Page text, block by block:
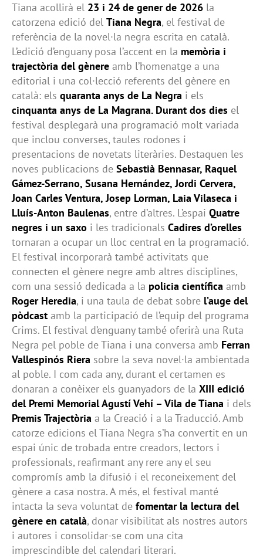
Tiana acollirà el 23 i 24 de gener de 2026 la
catorzena edició del Tiana Negra, el festival de
referència de la novel·la negra escrita en català.
L’edició d’enguany posa l’accent en la memòria i
trajectòria del gènere amb l’homenatge a una
editorial i una col·lecció referents del gènere en
català: els quaranta anys de La Negra i els
cinquanta anys de La Magrana. Durant dos dies el
festival desplegarà una programació molt variada
que inclou converses, taules rodones i
presentacions de novetats literàries. Destaquen les
noves publicacions de Sebastià Bennasar, Raquel
Gámez-Serrano, Susana Hernández, Jordi Cervera,
Joan Carles Ventura, Josep Lorman, Laia Vilaseca i
Lluís-Anton Baulenas, entre d’altres. L’espai Quatre
negres i un saxo i les tradicionals Cadires d’orelles
tornaran a ocupar un lloc central en la programació.
El festival incorporarà també activitats que
connecten el gènere negre amb altres disciplines,
com una sessió dedicada a la policia científica amb
Roger Heredia, i una taula de debat sobre l’auge del
pòdcast amb la participació de l’equip del programa
Crims. El festival d’enguany també oferirà una Ruta
Negra pel poble de Tiana i una conversa amb Ferran
Vallespinós Riera sobre la seva novel·la ambientada
al poble. I com cada any, durant el certamen es
donaran a conèixer els guanyadors de la XIII edició
del Premi Memorial Agustí Vehí – Vila de Tiana i dels
Premis Trajectòria a la Creació i a la Traducció. Amb
catorze edicions el Tiana Negra s’ha convertit en un
espai únic de trobada entre creadors, lectors i
professionals, reafirmant any rere any el seu
compromís amb la difusió i el reconeixement del
gènere a casa nostra. A més, el festival manté
intacta la seva voluntat de fomentar la lectura del
gènere en català, donar visibilitat als nostres autors
i autores i consolidar-se com una cita
imprescindible del calendari literari.